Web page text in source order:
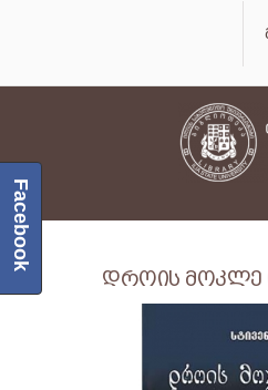
დროის მოკლე
Facebook